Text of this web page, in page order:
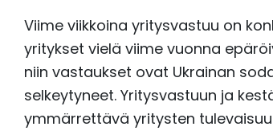
Viime viikkoina yritysvastuu on
yritykset vielä viime vuonna
niin vastaukset ovat Ukrainan
selkeytyneet. Yritysvastuun ja
ymmärrettävä yritysten